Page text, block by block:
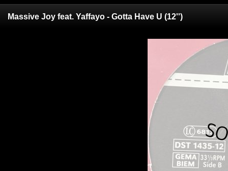
Massive Joy feat. Yaffayo - Gotta Have U (12'')